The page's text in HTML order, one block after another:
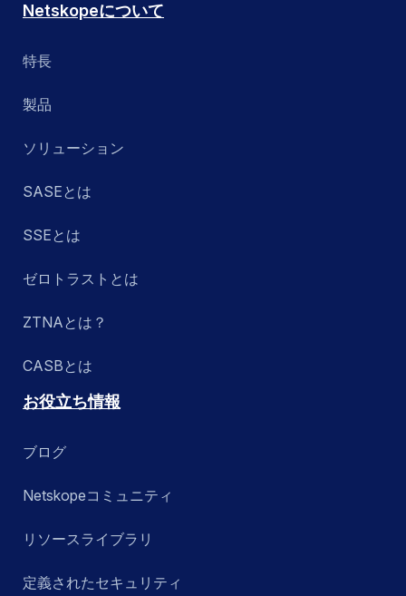
Netskopeについて
特長
製品
ソリューション
SASEとは
SSEとは
ゼロトラストとは
ZTNAとは？
CASBとは
お役立ち情報
ブログ
Netskopeコミュニティ
リソースライブラリ
定義されたセキュリティ